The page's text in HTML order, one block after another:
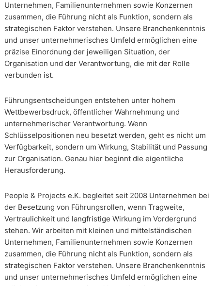
Unternehmen, Familienunternehmen sowie Konzernen
zusammen, die Führung nicht als Funktion, sondern als
strategischen Faktor verstehen. Unsere Branchenkenntnis
und unser unternehmerisches Umfeld ermöglichen eine
präzise Einordnung der jeweiligen Situation, der
Organisation und der Verantwortung, die mit der Rolle
verbunden ist.
Führungsentscheidungen entstehen unter hohem
Wettbewerbsdruck, öffentlicher Wahrnehmung und
unternehmerischer Verantwortung. Wenn
Schlüsselpositionen neu besetzt werden, geht es nicht um
Verfügbarkeit, sondern um Wirkung, Stabilität und Passung
zur Organisation. Genau hier beginnt die eigentliche
Herausforderung.
People & Projects e.K. begleitet seit 2008 Unternehmen bei
der Besetzung von Führungsrollen, wenn Tragweite,
Vertraulichkeit und langfristige Wirkung im Vordergrund
stehen. Wir arbeiten mit kleinen und mittelständischen
Unternehmen, Familienunternehmen sowie Konzernen
zusammen, die Führung nicht als Funktion, sondern als
strategischen Faktor verstehen. Unsere Branchenkenntnis
und unser unternehmerisches Umfeld ermöglichen eine